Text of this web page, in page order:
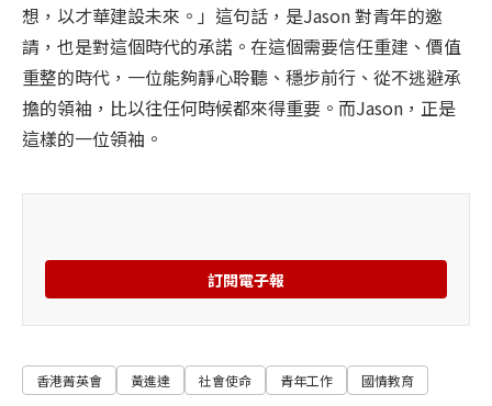
想，以才華建設未來。」這句話，是Jason 對青年的邀
請，也是對這個時代的承諾。在這個需要信任重建、價值
重整的時代，一位能夠靜心聆聽、穩步前行、從不逃避承
擔的領袖，比以往任何時候都來得重要。而Jason，正是
這樣的一位領袖。
訂閱電子報
香港菁英會 黃進達 社會使命 青年工作 國情教育